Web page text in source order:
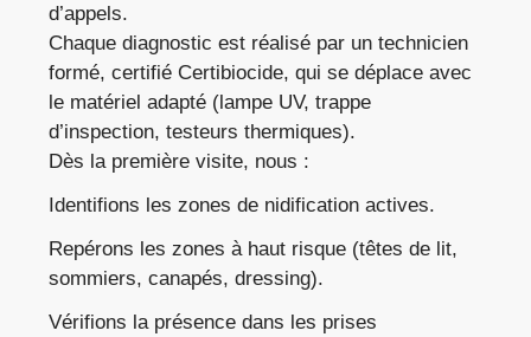
d’appels.
Chaque diagnostic est réalisé par un technicien
formé, certifié Certibiocide, qui se déplace avec
le matériel adapté (lampe UV, trappe
d’inspection, testeurs thermiques).
Dès la première visite, nous :
Identifions les zones de nidification actives.
Repérons les zones à haut risque (têtes de lit,
sommiers, canapés, dressing).
Vérifions la présence dans les prises